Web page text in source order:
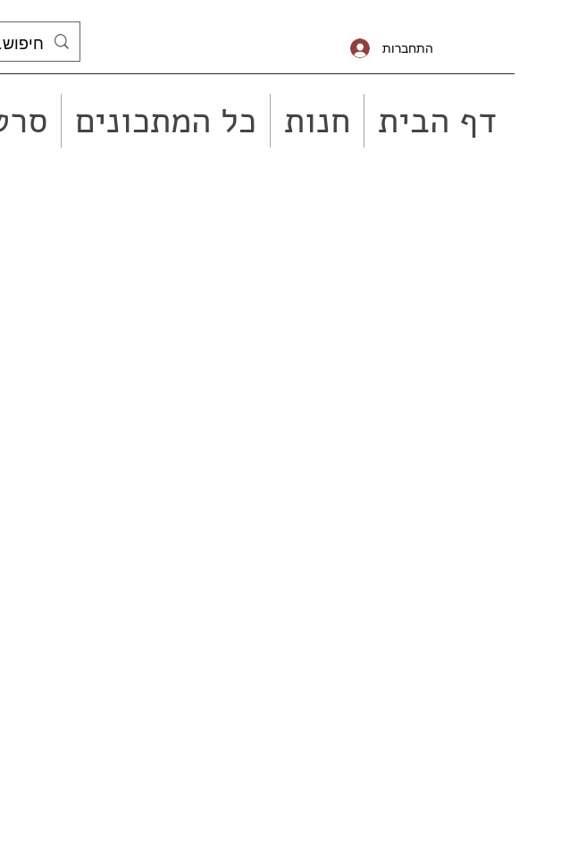
התחברות
דף הבית חנות כל המתכונים